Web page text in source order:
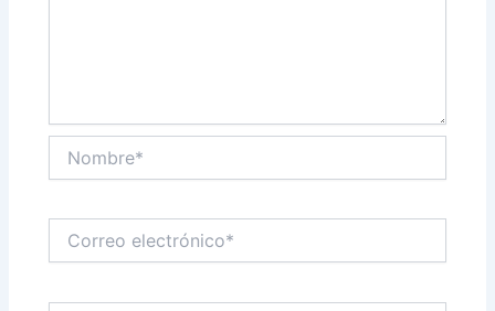
electrónico*